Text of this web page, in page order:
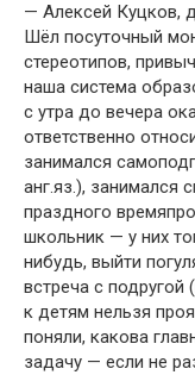
— Алексей Куцков,
Шёл посуточный
стереотипов,
наша система
с утра до вечера
ответственно
занимался
анг.яз.), занимался
праздного
школьник — у них
нибудь, выйти
встреча с
к детям нельзя
поняли, какова
задачу — если не